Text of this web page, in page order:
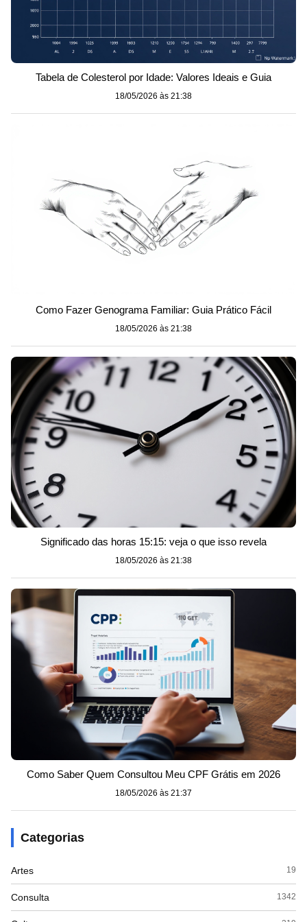
Tabela de Colesterol por Idade: Valores Ideais e Guia
18/05/2026 às 21:38
Como Fazer Genograma Familiar: Guia Prático Fácil
18/05/2026 às 21:38
Significado das horas 15:15: veja o que isso revela
18/05/2026 às 21:38
Como Saber Quem Consultou Meu CPF Grátis em 2026
18/05/2026 às 21:37
Categorias
Artes 19
Consulta 1342